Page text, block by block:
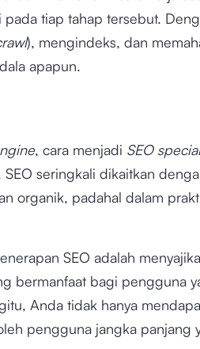
tiap tahap tersebut.
), mengindeks, dan
apapun.
, cara menjadi SEO
seringkali dikaitkan
organik, padahal dalam
SEO adalah
bermanfaat bagi pengguna
Anda tidak hanya
pengguna jangka panjang